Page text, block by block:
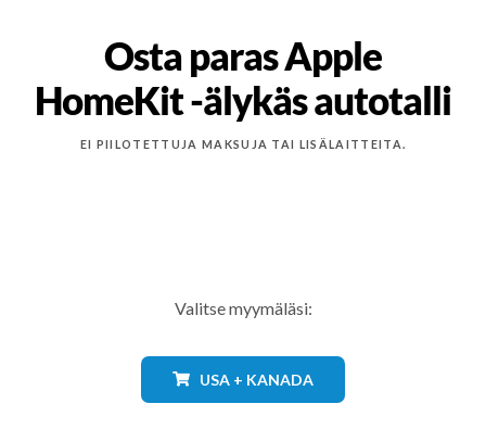
Osta paras Apple
HomeKit -älykäs autotalli
EI PIILOTETTUJA MAKSUJA TAI LISÄLAITTEITA.
Valitse myymäläsi:
USA + KANADA